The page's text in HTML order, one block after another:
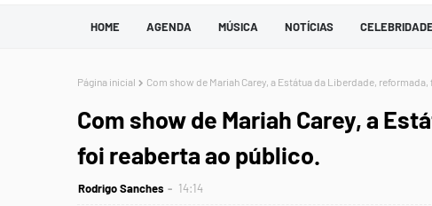
HOME AGENDA MÚSICA NOTÍCIAS
Página inicial Com show de Mariah Carey, a Estátua da Liberdade,
Com show de Mariah Carey, a
foi reaberta ao público.
Rodrigo Sanches 14:14